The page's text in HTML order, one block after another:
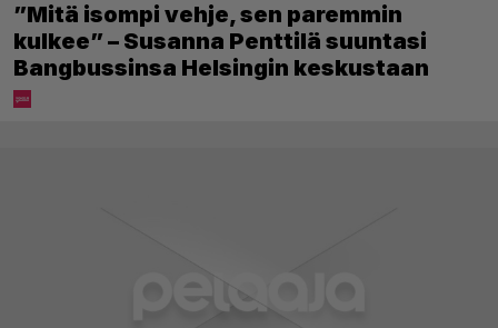
”Mitä isompi vehje, sen paremmin
kulkee” – Susanna Penttilä suuntasi
Bangbussinsa Helsingin keskustaan